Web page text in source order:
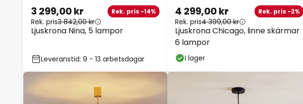
Ljuskrona Nina, 5 lampor
3 299,00 kr Rek. pris -14%
Rek. pris3 842,00 kr
Leveranstid: 9 - 13 arbetsdagar
Ljuskrona Chicago, linne skärmar
6 lampor
4 299,00 kr Rek. pris -2%
Rek. pris4 399,00 kr
I lager